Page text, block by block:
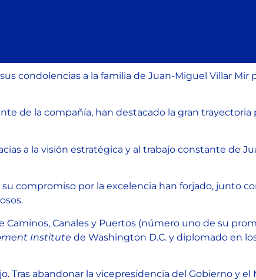
condolencias a la familia de Juan-Miguel Villar
de la compañía, han destacado la gran
a la visión estratégica y al trabajo constante de
compromiso por la excelencia han forjado, junto
Caminos, Canales y Puertos (número uno de su
Institute de Washington D.C. y diplomado en
Tras abandonar la vicepresidencia del Gobierno y